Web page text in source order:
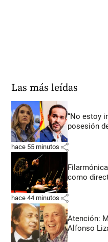
Las más leídas
“No estoy
posesión
hace 55 minutos share
como
hace 44 minutos share
Atención:
Alfonso